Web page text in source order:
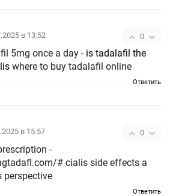
0
в 13:52
5mg once a day - is tadalafil the
where to buy tadalafil online
Ответить
0
в 15:57
-
# cialis side effects a
perspective
Ответить